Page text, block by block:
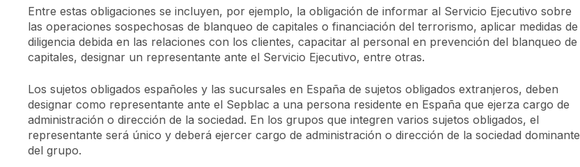
Entre estas obligaciones se incluyen, por ejemplo, la obligación de informar al Servicio Ejecutivo sobre
las operaciones sospechosas de blanqueo de capitales o financiación del terrorismo, aplicar medidas de
diligencia debida en las relaciones con los clientes, capacitar al personal en prevención del blanqueo de
capitales, designar un representante ante el Servicio Ejecutivo, entre otras.
Los sujetos obligados españoles y las sucursales en España de sujetos obligados extranjeros, deben
designar como representante ante el Sepblac a una persona residente en España que ejerza cargo de
administración o dirección de la sociedad. En los grupos que integren varios sujetos obligados, el
representante será único y deberá ejercer cargo de administración o dirección de la sociedad dominante
del grupo.